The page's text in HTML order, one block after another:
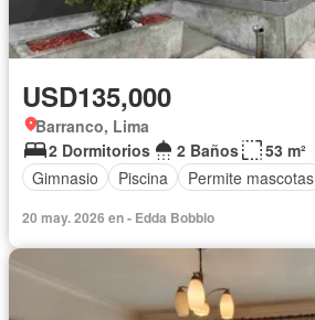
USD135,000
Barranco, Lima
2 Dormitorios
2 Baños
53 m²
Gimnasio
Piscina Permite mascotas
20 may. 2026 en - Edda Bobbio